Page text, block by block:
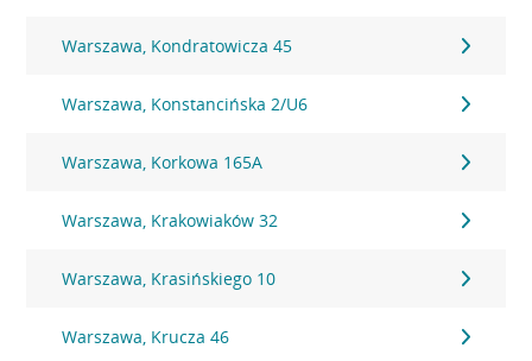
Warszawa, Kondratowicza 45
Warszawa, Konstancińska 2/U6
Warszawa, Korkowa 165A
Warszawa, Krakowiaków 32
Warszawa, Krasińskiego 10
Warszawa, Krucza 46